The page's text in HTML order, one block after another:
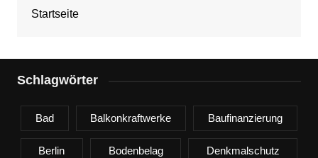
Startseite
Schlagwörter
Bad Balkonkraftwerke Baufinanzierung
Berlin Bodenbelag Denkmalschutz